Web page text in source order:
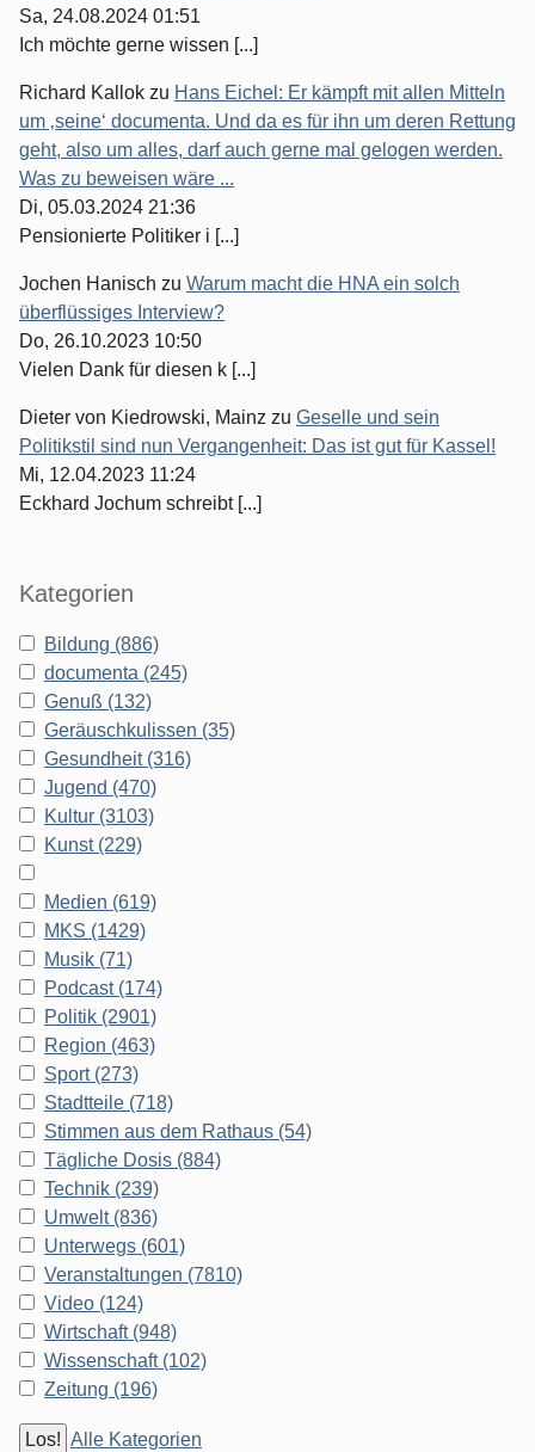
Sa, 24.08.2024 01:51
Ich möchte gerne wissen [...]
Richard Kallok zu Hans Eichel: Er kämpft mit allen Mitteln
um ‚seine‘ documenta. Und da es für ihn um deren Rettung
geht, also um alles, darf auch gerne mal gelogen werden.
Was zu beweisen wäre ...
Di, 05.03.2024 21:36
Pensionierte Politiker i [...]
Jochen Hanisch zu Warum macht die HNA ein solch
überflüssiges Interview?
Do, 26.10.2023 10:50
Vielen Dank für diesen k [...]
Dieter von Kiedrowski, Mainz zu Geselle und sein
Politikstil sind nun Vergangenheit: Das ist gut für Kassel!
Mi, 12.04.2023 11:24
Eckhard Jochum schreibt [...]
Kategorien
Bildung (886)
documenta (245)
Genuß (132)
Geräuschkulissen (35)
Gesundheit (316)
Jugend (470)
Kultur (3103)
Kunst (229)
Medien (619)
MKS (1429)
Musik (71)
Podcast (174)
Politik (2901)
Region (463)
Sport (273)
Stadtteile (718)
Stimmen aus dem Rathaus (54)
Tägliche Dosis (884)
Technik (239)
Umwelt (836)
Unterwegs (601)
Veranstaltungen (7810)
Video (124)
Wirtschaft (948)
Wissenschaft (102)
Zeitung (196)
Alle Kategorien